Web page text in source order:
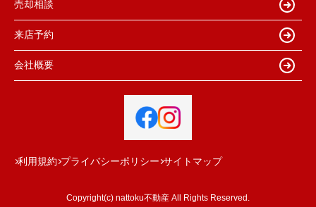
売却相談
来店予約
会社概要
利用規約 プライバシーポリシー サイトマップ
Copyright(c) nattoku不動産 All Rights Reserved.